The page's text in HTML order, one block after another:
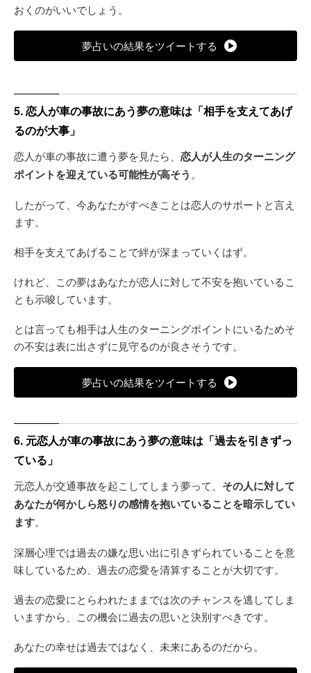
おくのがいいでしょう。
夢占いの結果をツイートする
5. 恋人が車の事故にあう夢の意味は「相手を支えてあげ
るのが大事」
恋人が車の事故に遭う夢を見たら、 恋人が人生のターニング
ポイントを迎えている可能性が高そう 。
したがって、今あなたがすべきことは恋人のサポートと言え
ます。
相手を支えてあげることで絆が深まっていくはず。
けれど、この夢はあなたが恋人に対して不安を抱いているこ
とも示唆しています。
とは言っても相手は人生のターニングポイントにいるためそ
の不安は表に出さずに見守るのが良さそうです。
夢占いの結果をツイートする
6. 元恋人が車の事故にあう夢の意味は「過去を引きずっ
ている」
元恋人が交通事故を起こしてしまう夢って、 その人に対して
あなたが何かしら怒りの感情を抱いていることを暗示してい
ます。
深層心理では過去の嫌な思い出に引きずられていることを意
味しているため、過去の恋愛を清算することが大切です。
過去の恋愛にとらわれたままでは次のチャンスを逃してしま
いますから、この機会に過去の思いと決別すべきです。
あなたの幸せは過去ではなく、未来にあるのだから。